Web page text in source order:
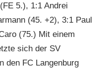
5.), 1:1 Andrei
(45. +2), 3:1 Paul
(75.) Mit einem
sich der SV
den FC Langenburg